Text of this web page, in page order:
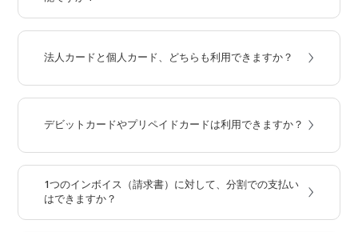
貨は日本円に換算した合計額でお支払頂くこととなります。
法人カードと個人カード、どちらも利用できますか？
›
デビットカードやプリペイドカードは利用できますか？ ›
1つのインボイス（請求書）に対して、分割での支払い
はできますか？
›